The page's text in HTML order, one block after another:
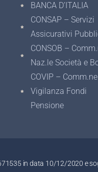
BANCA D’ITALIA
CONSAP – Servizi
Assicurativi
CONSOB –
Naz.le Società e
COVIP – Comm.ne
Vigilanza Fondi
Pensione
in data 10/12/2020 e